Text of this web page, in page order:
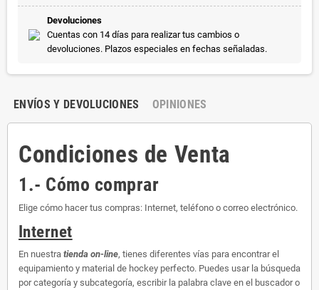
Devoluciones
Cuentas con 14 días para realizar tus cambios o
devoluciones. Plazos especiales en fechas señaladas.
ENVÍOS Y DEVOLUCIONES OPINIONES
Condiciones de Venta
1.- Cómo comprar
Elige cómo hacer tus compras: Internet, teléfono o correo electrónico.
Internet
En nuestra tienda on-line, tienes diferentes vías para encontrar el
equipamiento y material de hockey perfecto. Puedes usar la búsqueda
por categoría y subcategoría, escribir la palabra clave en el buscador o